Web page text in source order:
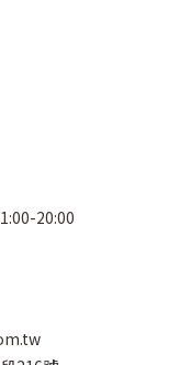
20:00